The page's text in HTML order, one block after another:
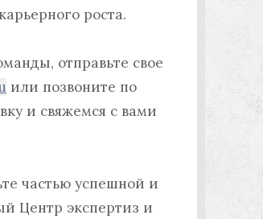
роста.
отправьте свое
или позвоните по
и свяжемся с вами
частью успешной и
Центр экспертиз и